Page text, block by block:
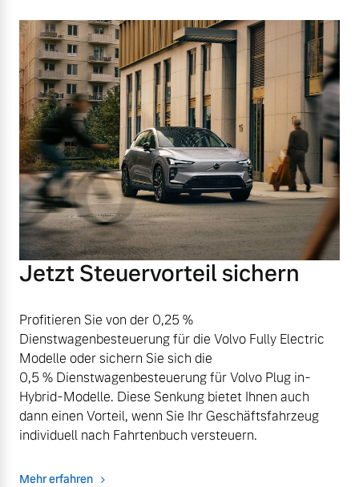
Jetzt Steuervorteil sichern
Profitieren Sie von der 0,25 %
Dienstwagenbesteuerung für die Volvo Fully Electric
Modelle oder sichern Sie sich die
0,5 % Dienstwagenbesteuerung für Volvo Plug in-
Hybrid-Modelle. Diese Senkung bietet Ihnen auch
dann einen Vorteil, wenn Sie Ihr Geschäftsfahrzeug
individuell nach Fahrtenbuch versteuern.
Mehr erfahren